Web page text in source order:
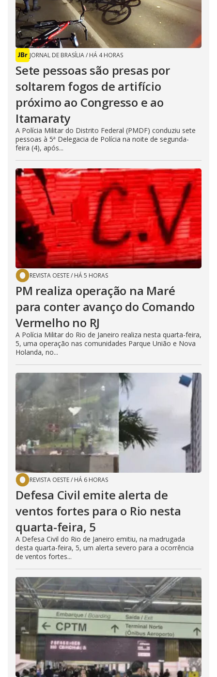
JORNAL DE BRASÍLIA/ HÁ 4 HORAS
Sete pessoas são presas por
soltarem fogos de artifício
próximo ao Congresso e ao
Itamaraty
A Polícia Militar do Distrito Federal (PMDF) conduziu sete
pessoas à 5ª Delegacia de Polícia na noite de segunda-
feira (4), após...
REVISTA OESTE/ HÁ 5 HORAS
PM realiza operação na Maré
para conter avanço do Comando
Vermelho no RJ
A Polícia Militar do Rio de Janeiro realiza nesta quarta-feira,
5, uma operação nas comunidades Parque União e Nova
Holanda, no...
REVISTA OESTE/ HÁ 6 HORAS
Defesa Civil emite alerta de
ventos fortes para o Rio nesta
quarta-feira, 5
A Defesa Civil do Rio de Janeiro emitiu, na madrugada
desta quarta-feira, 5, um alerta severo para a ocorrência
de ventos fortes...